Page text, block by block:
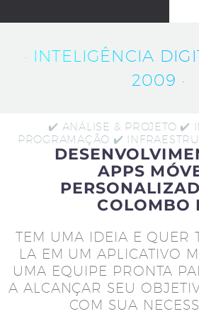
· INTELIGÊNCIA
2009 ·
✔️ ANÁLISE & PROJETO ✔️
PROGRAMAÇÃO ✔️
APPS
COLOMBO
TEM UMA IDEIA E QUER
LA EM UM APLICATIVO
UMA EQUIPE PRONTA
A ALCANÇAR SEU
COM SUA